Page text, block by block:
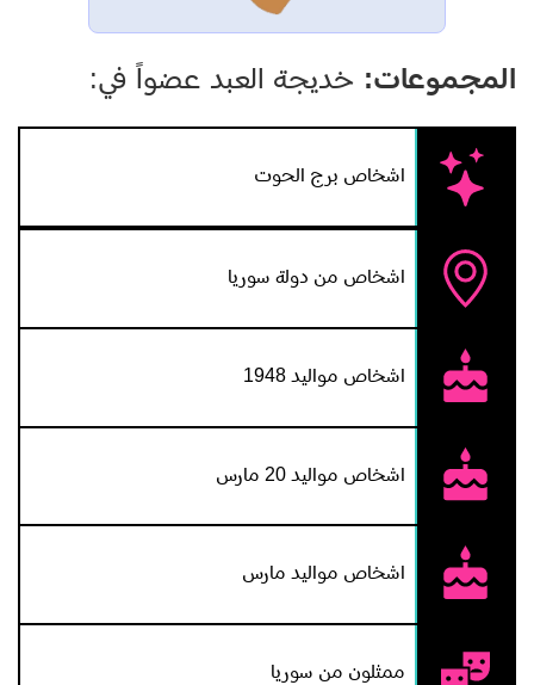
المجموعات: خديجة العبد عضواً في:
اشخاص برج الحوت
اشخاص من دولة سوريا
اشخاص مواليد 1948
اشخاص مواليد 20 مارس
اشخاص مواليد مارس
ممثلون من سوريا